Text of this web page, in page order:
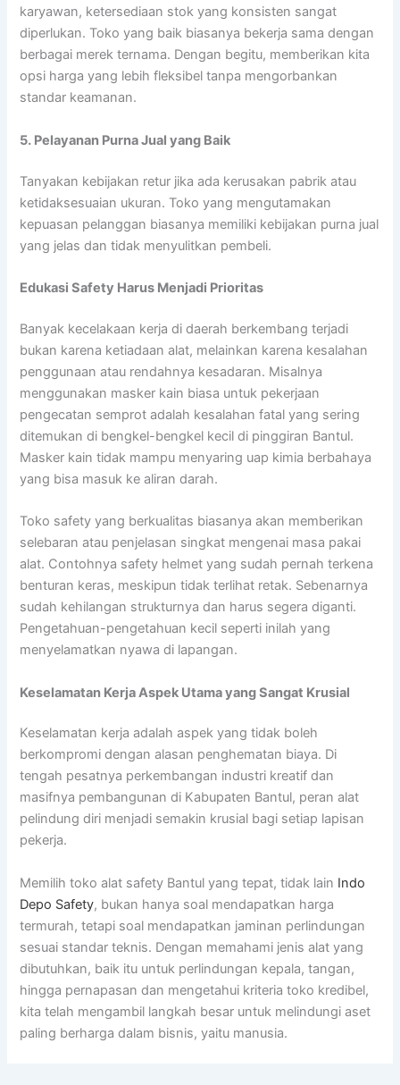
karyawan, ketersediaan stok yang konsisten sangat
diperlukan. Toko yang baik biasanya bekerja sama dengan
berbagai merek ternama. Dengan begitu, memberikan kita
opsi harga yang lebih fleksibel tanpa mengorbankan
standar keamanan.
5. Pelayanan Purna Jual yang Baik
Tanyakan kebijakan retur jika ada kerusakan pabrik atau
ketidaksesuaian ukuran. Toko yang mengutamakan
kepuasan pelanggan biasanya memiliki kebijakan purna jual
yang jelas dan tidak menyulitkan pembeli.
Edukasi Safety Harus Menjadi Prioritas
Banyak kecelakaan kerja di daerah berkembang terjadi
bukan karena ketiadaan alat, melainkan karena kesalahan
penggunaan atau rendahnya kesadaran. Misalnya
menggunakan masker kain biasa untuk pekerjaan
pengecatan semprot adalah kesalahan fatal yang sering
ditemukan di bengkel-bengkel kecil di pinggiran Bantul.
Masker kain tidak mampu menyaring uap kimia berbahaya
yang bisa masuk ke aliran darah.
Toko safety yang berkualitas biasanya akan memberikan
selebaran atau penjelasan singkat mengenai masa pakai
alat. Contohnya safety helmet yang sudah pernah terkena
benturan keras, meskipun tidak terlihat retak. Sebenarnya
sudah kehilangan strukturnya dan harus segera diganti.
Pengetahuan-pengetahuan kecil seperti inilah yang
menyelamatkan nyawa di lapangan.
Keselamatan Kerja Aspek Utama yang Sangat Krusial
Keselamatan kerja adalah aspek yang tidak boleh
berkompromi dengan alasan penghematan biaya. Di
tengah pesatnya perkembangan industri kreatif dan
masifnya pembangunan di Kabupaten Bantul, peran alat
pelindung diri menjadi semakin krusial bagi setiap lapisan
pekerja.
Memilih toko alat safety Bantul yang tepat, tidak lain Indo
Depo Safety, bukan hanya soal mendapatkan harga
termurah, tetapi soal mendapatkan jaminan perlindungan
sesuai standar teknis. Dengan memahami jenis alat yang
dibutuhkan, baik itu untuk perlindungan kepala, tangan,
hingga pernapasan dan mengetahui kriteria toko kredibel,
kita telah mengambil langkah besar untuk melindungi aset
paling berharga dalam bisnis, yaitu manusia.